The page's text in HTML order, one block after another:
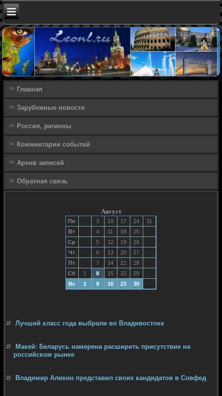
Главная
Зарубежные новости
Россия, регионы
Комментарии событий
Архив записей
Обратная связь
Август
Пн 3 10 17 24
31
Вт
4 11 18
25
Ср
5 12 19
26
Чт
6 13 20
27
Пт
7 14 21
28
Сб
1 8 15 22
29
Вс
2 9 16 23 30
Лучший класс года выбрали во Владивостоке
Макей: Беларусь намерена расширить присутствие на
российском рынке
Владимир Аликин представил своих кандидатов в Совфед